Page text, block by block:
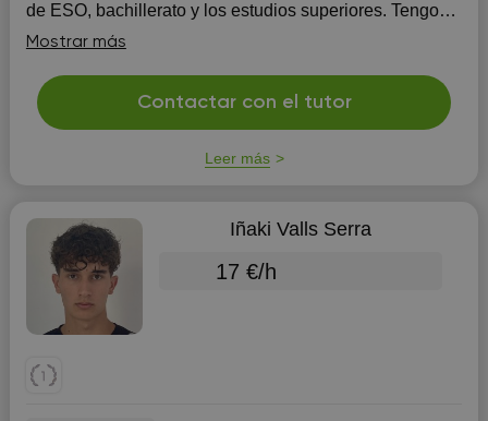
de ESO, bachillerato y los estudios superiores. Tengo
más de 5 años de experiencia en el imparto de clases
de preparación de la selectividad y clases de r...
Mostrar más
Contactar con el tutor
Leer más
Iñaki Valls Serra
17 €/h